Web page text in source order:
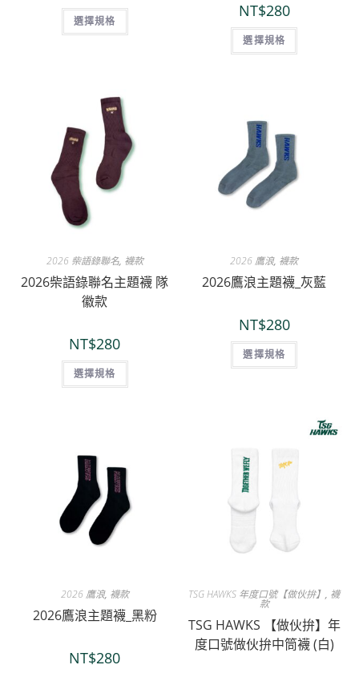
選擇規格
NT$280
選擇規格
2026 柴語錄聯名, 襪款
2026柴語錄聯名主題襪 隊
徽款
NT$280
選擇規格
2026 鷹浪, 襪款
2026鷹浪主題襪_灰藍
NT$280
選擇規格
2026 鷹浪, 襪款
2026鷹浪主題襪_黑粉
NT$280
TSG HAWKS 年度口號【做伙拚】, 襪
款
TSG HAWKS 【做伙拚】年
度口號做伙拚中筒襪 (白)